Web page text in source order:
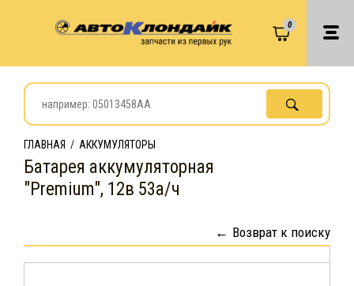
0
ГЛАВНАЯ / АККУМУЛЯТОРЫ
Батарея аккумуляторная
"Premium", 12в 53а/ч
Возврат к поиску